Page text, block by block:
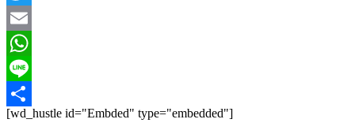
Twitter
Email
WhatsApp
Line
Teilen
[wd_hustle id="Embded" type="embedded"]